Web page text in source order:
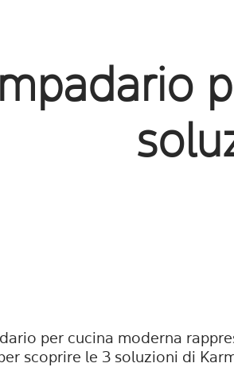
per cucina moderna
scoprire le 3 soluzioni di